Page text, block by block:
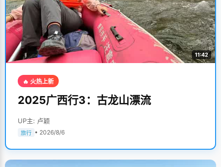
11:42
🔥 火热上新
2025广西行3：古龙山漂流
UP主: 卢颖
旅行 • 2026/8/6